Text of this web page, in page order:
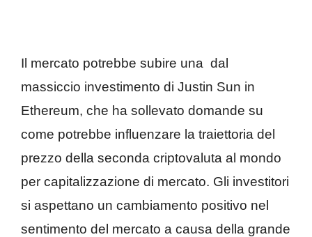
Il mercato potrebbe subire una dal
massiccio investimento di Justin Sun in
Ethereum, che ha sollevato domande su
come potrebbe influenzare la traiettoria del
prezzo della seconda criptovaluta al mondo
per capitalizzazione di mercato. Gli investitori
si aspettano un cambiamento positivo nel
sentimento del mercato a causa della grande